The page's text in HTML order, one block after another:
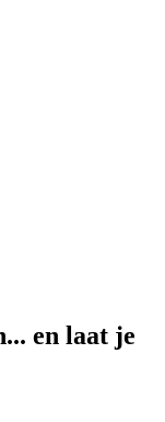
en laat je